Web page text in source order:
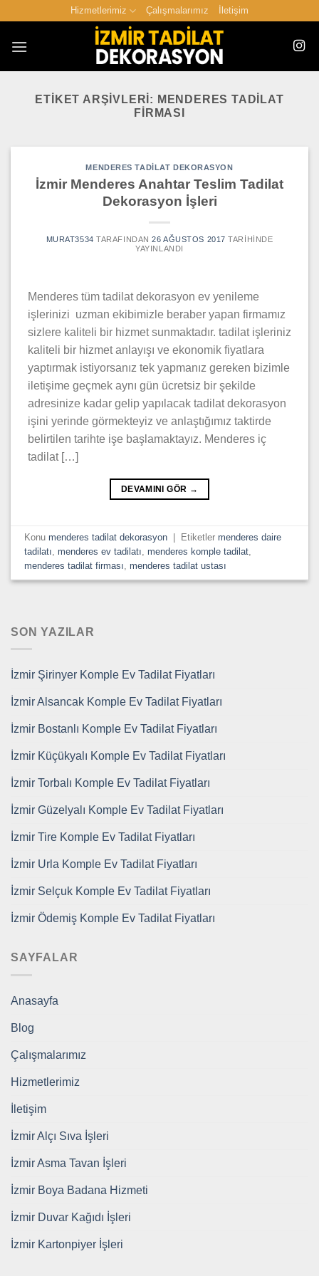
Hizmetlerimiz Çalışmalarımız İletişim
ETIKET ARŞIVLERI: MENDERES TADILAT
FIRMASI
MENDERES TADILAT DEKORASYON
İzmir Menderes Anahtar Teslim Tadilat
Dekorasyon İşleri
MURAT3534 TARAFINDAN 26 AĞUSTOS 2017 TARIHINDE
YAYINLANDI
Menderes tüm tadilat dekorasyon ev yenileme
işlerinizi uzman ekibimizle beraber yapan firmamız
sizlere kaliteli bir hizmet sunmaktadır. tadilat işleriniz
kaliteli bir hizmet anlayışı ve ekonomik fiyatlara
yaptırmak istiyorsanız tek yapmanız gereken bizimle
iletişime geçmek aynı gün ücretsiz bir şekilde
adresinize kadar gelip yapılacak tadilat dekorasyon
işini yerinde görmekteyiz ve anlaştığımız taktirde
belirtilen tarihte işe başlamaktayız. Menderes iç
tadilat […]
DEVAMINI GÖR →
Konumenderes tadilat dekorasyon Etiketlermenderes daire
tadilatı ,menderes ev tadilatı ,menderes komple tadilat
menderes tadilat firması ,menderes tadilat ustası
SON YAZILAR
İzmir Şirinyer Komple Ev Tadilat Fiyatları
İzmir Alsancak Komple Ev Tadilat Fiyatları
İzmir Bostanlı Komple Ev Tadilat Fiyatları
İzmir Küçükyalı Komple Ev Tadilat Fiyatları
İzmir Torbalı Komple Ev Tadilat Fiyatları
İzmir Güzelyalı Komple Ev Tadilat Fiyatları
İzmir Tire Komple Ev Tadilat Fiyatları
İzmir Urla Komple Ev Tadilat Fiyatları
İzmir Selçuk Komple Ev Tadilat Fiyatları
İzmir Ödemiş Komple Ev Tadilat Fiyatları
SAYFALAR
Anasayfa
Blog
Çalışmalarımız
Hizmetlerimiz
İletişim
İzmir Alçı Sıva İşleri
İzmir Asma Tavan İşleri
İzmir Boya Badana Hizmeti
İzmir Duvar Kağıdı İşleri
İzmir Kartonpiyer İşleri